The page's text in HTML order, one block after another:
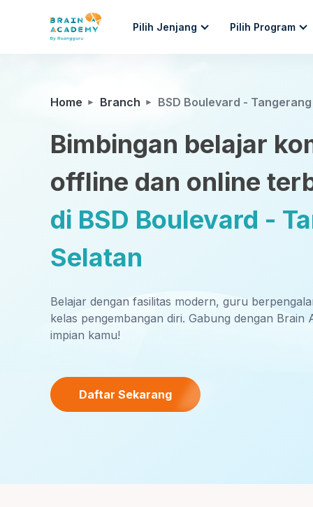
Pilih Jenjang Pilih Program
Home Branch BSD Boulevard -
Bimbingan belajar
offline dan online
di BSD Boulevard -
Selatan
Belajar dengan fasilitas modern, guru
kelas pengembangan diri. Gabung dengan Brain
impian kamu!
Daftar Sekarang